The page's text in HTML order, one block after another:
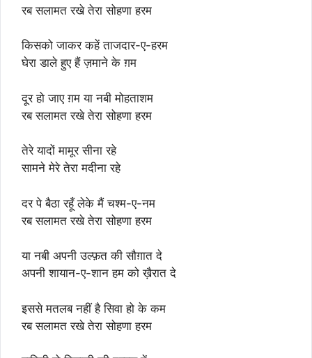
रब सलामत रखे तेरा सोहणा हरम
किसको जाकर कहें ताजदार-ए-हरम
घेरा डाले हुए हैं ज़माने के ग़म
दूर हो जाए ग़म या नबी मोहताशम
रब सलामत रखे तेरा सोहणा हरम
तेरे यादों मामूर सीना रहे
सामने मेरे तेरा मदीना रहे
दर पे बैठा रहूँ लेके मैं चश्म-ए-नम
रब सलामत रखे तेरा सोहणा हरम
या नबी अपनी उल्फ़त की सौग़ात दे
अपनी शायान-ए-शान हम को ख़ैरात दे
इससे मतलब नहीं है सिवा हो के कम
रब सलामत रखे तेरा सोहणा हरम